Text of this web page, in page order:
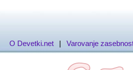
O Devetki.net | Varovanje